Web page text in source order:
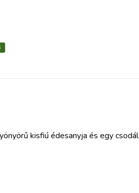
kisfiú édesanyja és egy